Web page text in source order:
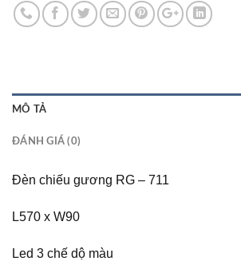
MÔ TẢ
ĐÁNH GIÁ (0)
Đèn chiếu gương RG – 711
L570 x W90
Led 3 chế dộ màu